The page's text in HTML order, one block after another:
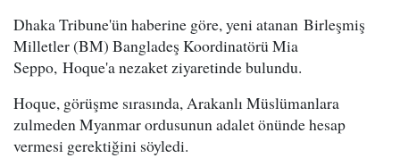
Dhaka Tribune'ün haberine göre, yeni atanan Birleşmiş
Milletler (BM) Bangladeş Koordinatörü Mia
Seppo, Hoque'a nezaket ziyaretinde bulundu.
Hoque, görüşme sırasında, Arakanlı Müslümanlara
zulmeden Myanmar ordusunun adalet önünde hesap
vermesi gerektiğini söyledi.